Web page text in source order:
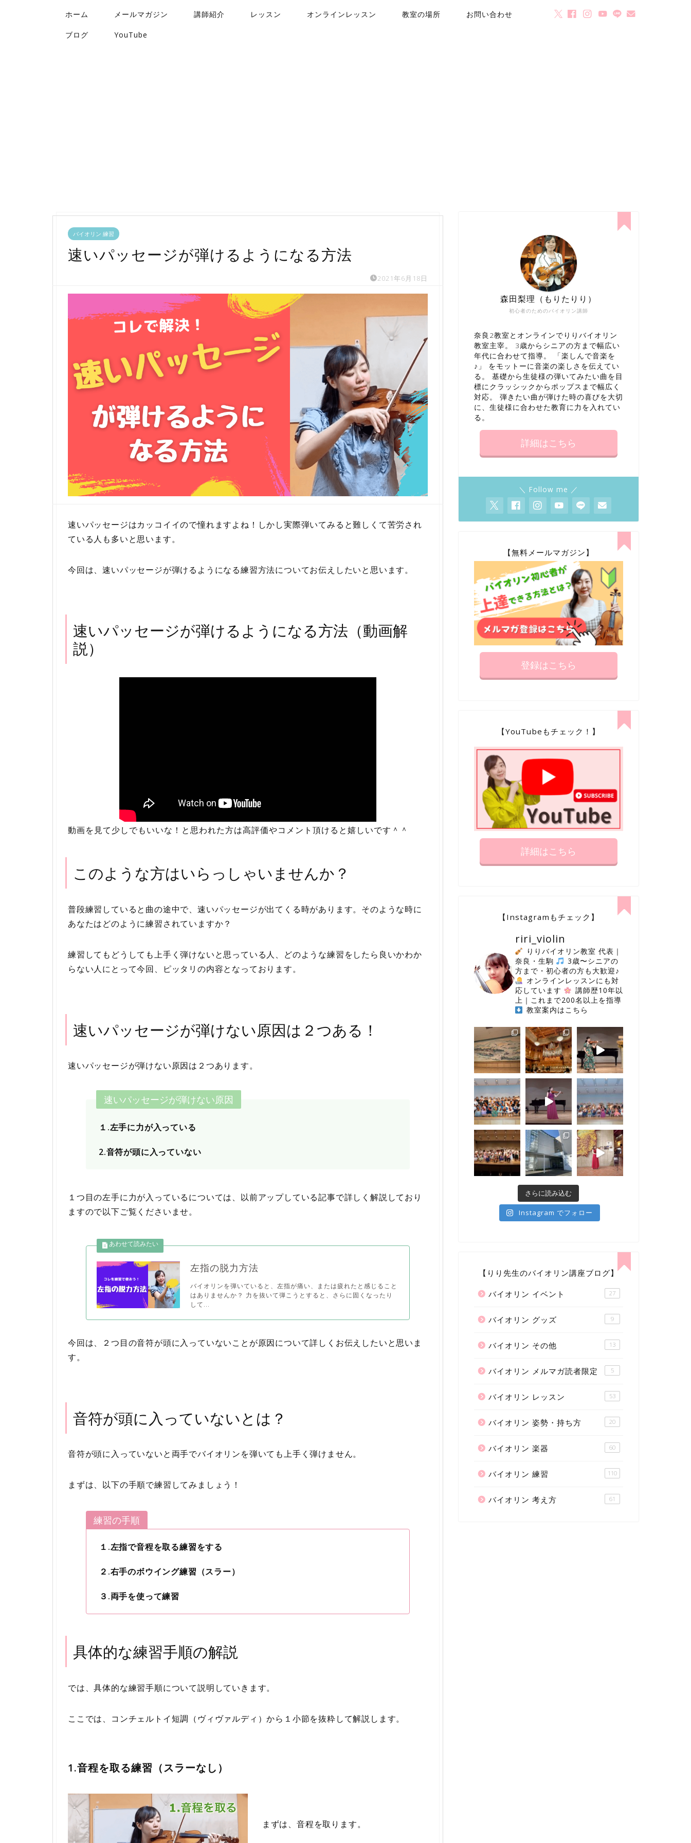
ホーム メールマガジン 講師紹介 レッスン オンラインレッスン 教室の場所 お問い合わせ
ブログ YouTube
バイオリン 練習
速いパッセージが弾けるようになる方法
2021年6月18日
速いパッセージはカッコイイので憧れますよね！しかし実際弾いてみると難しくて苦労され
ている人も多いと思います。
今回は、速いパッセージが弾けるようになる練習方法についてお伝えしたいと思います。
速いパッセージが弾けるようになる方法（動画解
説）
動画を見て少しでもいいな！と思われた方は高評価やコメント頂けると嬉しいです＾＾
このような方はいらっしゃいませんか？
普段練習していると曲の途中で、速いパッセージが出てくる時があります。そのような時に
あなたはどのように練習されていますか？
練習してもどうしても上手く弾けないと思っている人、どのような練習をしたら良いかわか
らない人にとって今回、ピッタリの内容となっております。
速いパッセージが弾けない原因は２つある！
速いパッセージが弾けない原因は２つあります。
速いパッセージが弾けない原因
１.左手に力が入っている
2.音符が頭に入っていない
１つ目の左手に力が入っているについては、以前アップしている記事で詳しく解説しており
ますので以下ご覧くださいませ。
左指の脱力方法
バイオリンを弾いていると、左指が痛い、または疲れたと感じること
はありませんか？ 力を抜いて弾こうとすると、さらに固くなったり
して...
今回は、２つ目の音符が頭に入っていないことが原因について詳しくお伝えしたいと思いま
す。
音符が頭に入っていないとは？
音符が頭に入っていないと両手でバイオリンを弾いても上手く弾けません。
まずは、以下の手順で練習してみましょう！
練習の手順
１.左指で音程を取る練習をする
２.右手のボウイング練習（スラー）
３.両手を使って練習
具体的な練習手順の解説
では、具体的な練習手順について説明していきます。
ここでは、コンチェルトイ短調（ヴィヴァルディ）から１小節を抜粋して解説します。
1.音程を取る練習（スラーなし）
まずは、音程を取ります。
初心者のためのバイオリン講師
森田梨理（もりたりり）
奈良2教室とオンラインでりりバイオリン
教室主宰。 3歳からシニアの方まで幅広い
年代に合わせて指導。 「楽しんで音楽を
♪」 をモットーに音楽の楽しさを伝えてい
る。 基礎から生徒様の弾いてみたい曲を目
標にクラッシックからポップスまで幅広く
対応。 弾きたい曲が弾けた時の喜びを大切
に、生徒様に合わせた教育に力を入れてい
る。
詳細はこちら
＼ Follow me ／
【無料メールマガジン】
登録はこちら
【YouTubeもチェック！】
詳細はこちら
【Instagramもチェック】
riri_violin
りりバイオリン教室 代表｜
奈良・生駒
3歳〜シニアの
方まで・初心者の方も大歓迎♪
オンラインレッスンにも対
応しています
講師歴10年以
上｜これまで200名以上を指導
教室案内はこちら
さらに読み込む
Instagram でフォロー
【りり先生のバイオリン講座ブログ】
バイオリン イベント 27
バイオリン グッズ 9
バイオリン その他 13
バイオリン メルマガ読者限定 5
バイオリン レッスン 53
バイオリン 姿勢・持ち方 20
バイオリン 楽器 60
バイオリン 練習 110
バイオリン 考え方 61